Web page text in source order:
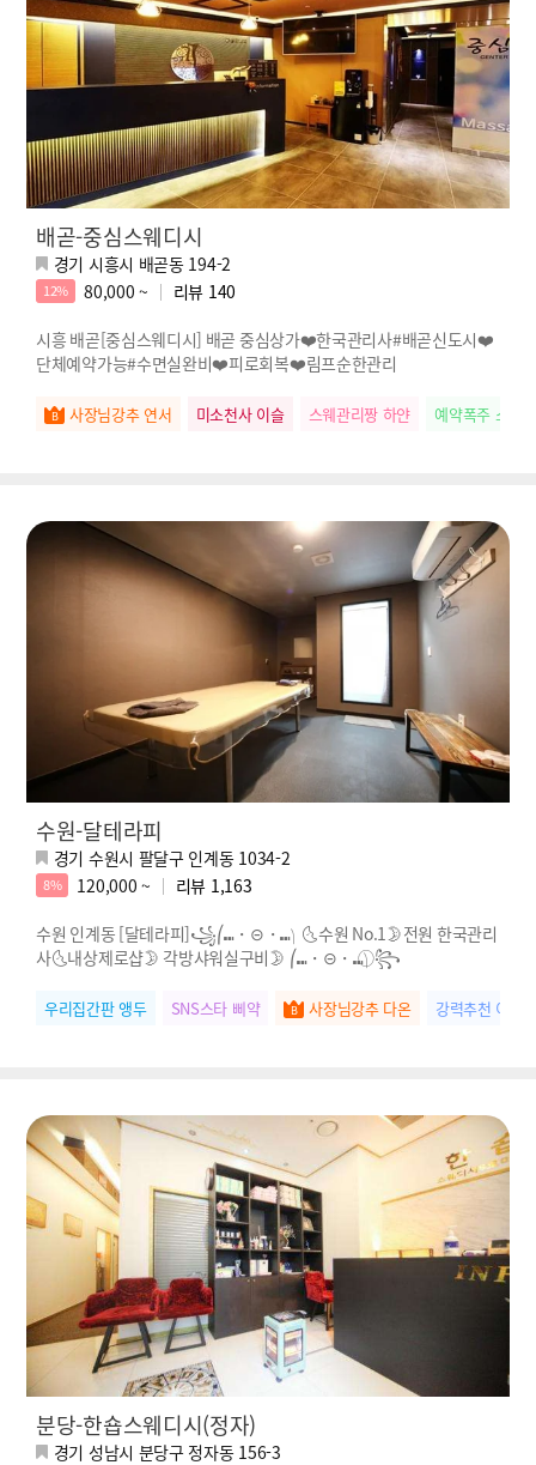
배곧-중심스웨디시
경기 시흥시 배곧동 194-2
12% 80,000 ~ 리뷰 140
시흥 배곧[중심스웨디시] 배곧 중심상가❤️한국관리사#배곧신도시❤️
단체예약가능#수면실완비❤️피로회복❤️림프순한관리
사장님강추 연서 미소천사 이슬 스웨관리짱 하얀 예약폭주 소희
수원-달테라피
경기 수원시 팔달구 인계동 1034-2
8% 120,000 ~ 리뷰 1,163
수원 인계동 [달테라피]꧁⎛⑉・⊝・⑉⎞ 🌜수원 No.1🌛전원 한국관리
사🌜내상제로샵🌛 각방샤워실구비🌛 ⎛⑉・⊝・⑉⎞ ⃝꧂
우리집간판 앵두 SNS스타 삐약 사장님강추 다온 강력추천 이현
분당-한숍스웨디시(정자)
경기 성남시 분당구 정자동 156-3